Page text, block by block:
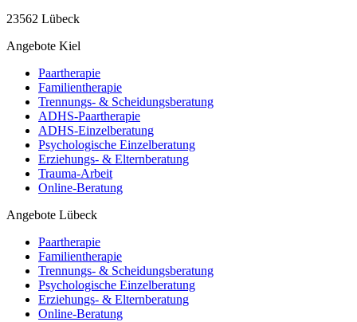
23562 Lübeck
Angebote Kiel
Paartherapie
Familientherapie
Trennungs- & Scheidungsberatung
ADHS-Paartherapie
ADHS-Einzelberatung
Psychologische Einzelberatung
Erziehungs- & Elternberatung
Trauma-Arbeit
Online-Beratung
Angebote Lübeck
Paartherapie
Familientherapie
Trennungs- & Scheidungsberatung
Psychologische Einzelberatung
Erziehungs- & Elternberatung
Online-Beratung